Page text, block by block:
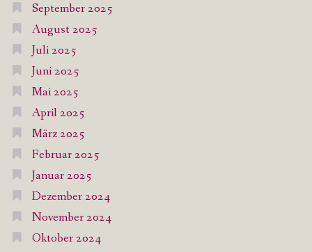
September 2025
August 2025
Juli 2025
Juni 2025
Mai 2025
April 2025
März 2025
Februar 2025
Januar 2025
Dezember 2024
November 2024
Oktober 2024